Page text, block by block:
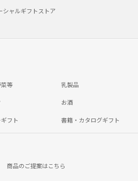
シャルギフトストア
等 乳製品
お酒
フト 書籍・カタログギフト
商品のご提案はこちら